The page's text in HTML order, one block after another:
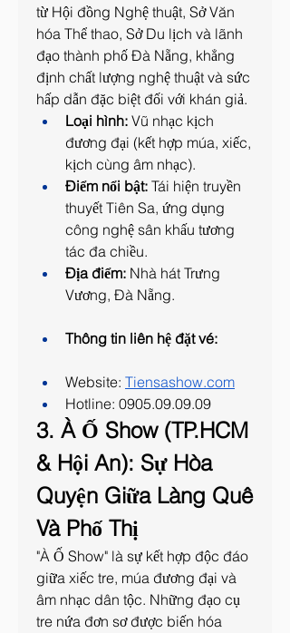
từ Hội đồng Nghệ thuật, Sở Văn
hóa Thể thao, Sở Du lịch và lãnh
đạo thành phố Đà Nẵng, khẳng
định chất lượng nghệ thuật và sức
hấp dẫn đặc biệt đối với khán giả.
Loại hình: Vũ nhạc kịch
đương đại (kết hợp múa, xiếc,
kịch cùng âm nhạc).
Điểm nổi bật: Tái hiện truyền
thuyết Tiên Sa, ứng dụng
công nghệ sân khấu tương
tác đa chiều.
Địa điểm: Nhà hát Trưng
Vương, Đà Nẵng.
Thông tin liên hệ đặt vé:
Website: Tiensashow.com
Hotline: 0905.09.09.09
3. À Ố Show (TP.HCM
& Hội An): Sự Hòa
Quyện Giữa Làng Quê
Và Phố Thị
"À Ố Show" là sự kết hợp độc đáo
giữa xiếc tre, múa đương đại và
âm nhạc dân tộc. Những đạo cụ
tre nứa đơn sơ được biến hóa